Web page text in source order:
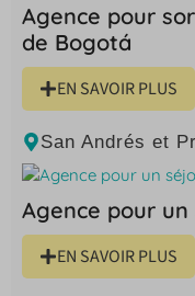
Agence pour
de Bogotá
EN SAVOIR PLUS
San Andrés et
Agence pour
EN SAVOIR PLUS